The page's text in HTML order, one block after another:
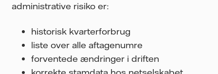
administrative risiko er:
historisk kvarterforbrug
liste over alle aftagenumre
forventede ændringer i driften